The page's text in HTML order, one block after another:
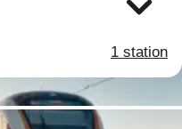
1 station